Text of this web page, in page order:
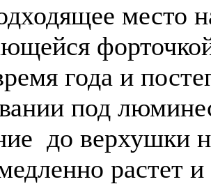
место
года и
под
до верхушки
растет